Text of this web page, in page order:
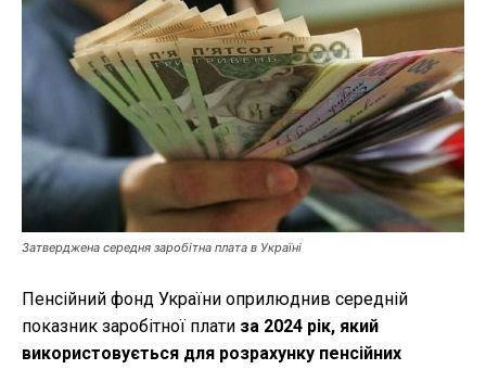
Публікації
ФОП
Курс валют
Ми в соц. мережах
Затверджена середня заробітна плата в Україні
Пенсійний фонд України оприлюднив середній
показник заробітної плати за 2024 рік, який
використовується для розрахунку пенсійних